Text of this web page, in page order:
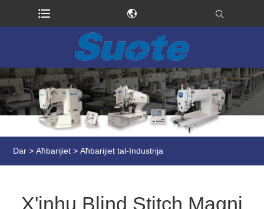
Dar > Aħbarijiet >Aħbarijiet tal-Industrija
X'inhu Blind Stitch Magni